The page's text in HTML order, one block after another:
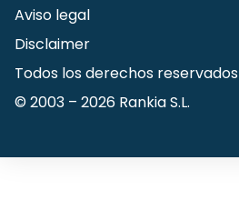
Aviso legal
Disclaimer
Todos los derechos reservados
© 2003 – 2026 Rankia S.L.